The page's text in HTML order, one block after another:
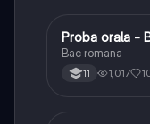
Limba și
Proba orala -
Bac romana
11 1,017